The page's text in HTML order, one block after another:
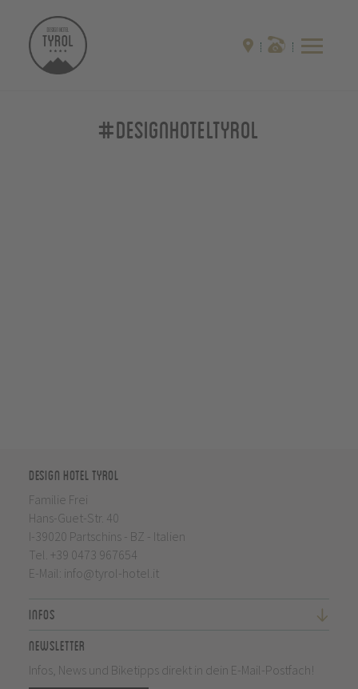
#designhoteltyrol
Design Hotel Tyrol
Familie Frei
Hans-Guet-Str. 40
I-39020 Partschins - BZ - Italien
Tel. +39 0473 967654
E-Mail: info@tyrol-hotel.it
Infos
Newsletter
Infos, News und Biketipps direkt in dein E-Mail-Postfach!